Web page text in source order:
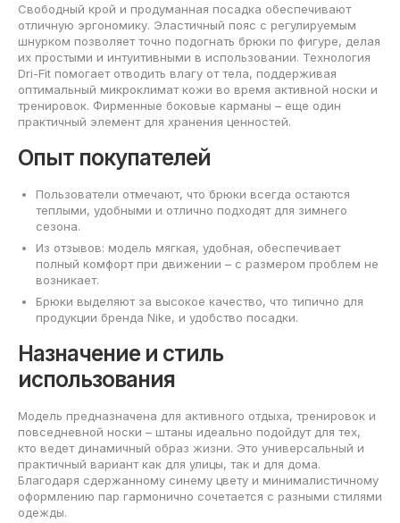
Свободный крой и продуманная посадка обеспечивают
отличную эргономику. Эластичный пояс с регулируемым
шнурком позволяет точно подогнать брюки по фигуре, делая
их простыми и интуитивными в использовании. Технология
Dri-Fit помогает отводить влагу от тела, поддерживая
оптимальный микроклимат кожи во время активной носки и
тренировок. Фирменные боковые карманы – еще один
практичный элемент для хранения ценностей.
Опыт покупателей
Пользователи отмечают, что брюки всегда остаются
теплыми, удобными и отлично подходят для зимнего
сезона.
Из отзывов: модель мягкая, удобная, обеспечивает
полный комфорт при движении – с размером проблем не
возникает.
Брюки выделяют за высокое качество, что типично для
продукции бренда Nike, и удобство посадки.
Назначение и стиль
использования
Модель предназначена для активного отдыха, тренировок и
повседневной носки – штаны идеально подойдут для тех,
кто ведет динамичный образ жизни. Это универсальный и
практичный вариант как для улицы, так и для дома.
Благодаря сдержанному синему цвету и минималистичному
оформлению пар гармонично сочетается с разными стилями
одежды.